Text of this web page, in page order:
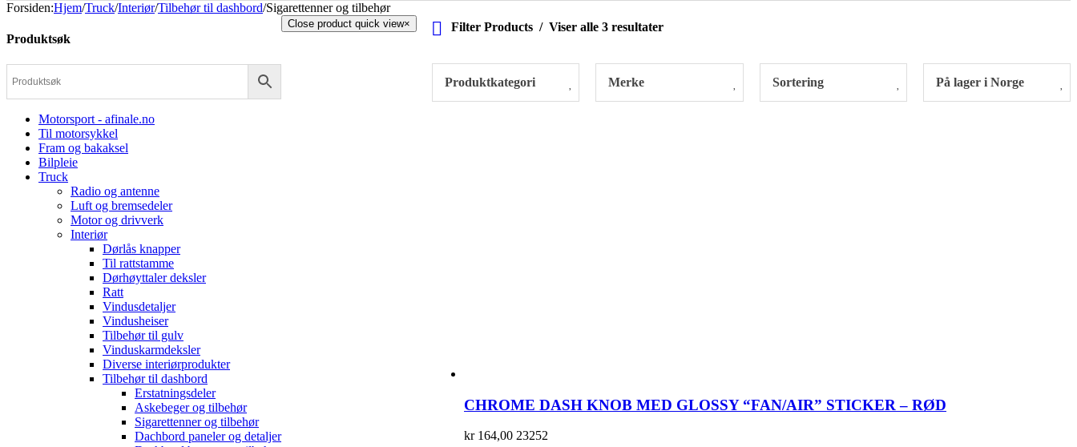
Forsiden:Hjem/Truck/Interiør/Tilbehør til dashbord/Sigarettenner og tilbehør
Filter Products
Viser alle 3 resultater
Produktkategori Merke Sortering På lager i Norge
CHROME DASH KNOB MED GLOSSY “FAN/AIR” STICKER – RØD
kr164,00 23252
Produktsøk
Motorsport - afinale.no
Til motorsykkel
Fram og bakaksel
Bilpleie
Truck
Radio og antenne
Luft og bremsedeler
Motor og drivverk
Interiør
Dørlås knapper
Til rattstamme
Dørhøyttaler deksler
Ratt
Vindusdetaljer
Vindusheiser
Tilbehør til gulv
Vinduskarmdeksler
Diverse interiørprodukter
Tilbehør til dashbord
Erstatningsdeler
Askebeger og tilbehør
Sigarettenner og tilbehør
Dachbord paneler og detaljer
Close product quick view×